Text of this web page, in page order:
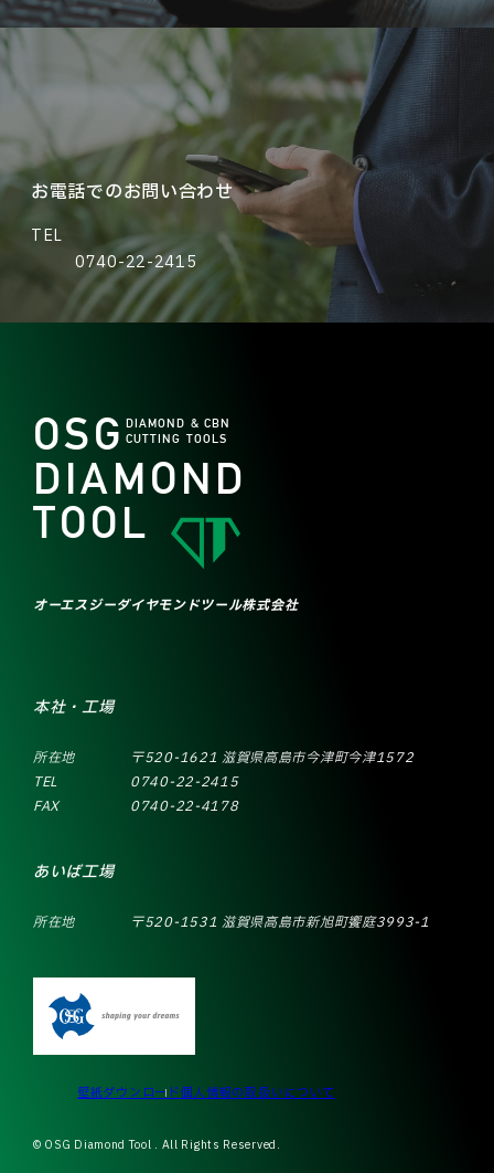
お電話でのお問い合わせ
TEL
0740-22-2415
OSG
DIAMOND
TOOL
DIAMOND & CBN
CUTTING TOOLS
オーエスジーダイヤモンドツール株式会社
本社・工場
所在地
〒520-1621 滋賀県高島市今津町今津1572
TEL
0740-22-2415
FAX
0740-22-4178
あいば工場
所在地 〒520-1531 滋賀県高島市新旭町饗庭3993-1
壁紙ダウンロード個人情報の取扱いについて
© OSG Diamond Tool . All Rights Reserved.